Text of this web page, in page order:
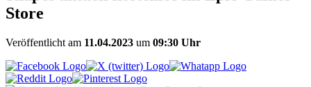
Store
Veröffentlicht am 11.04.2023 um 09:30 Uhr